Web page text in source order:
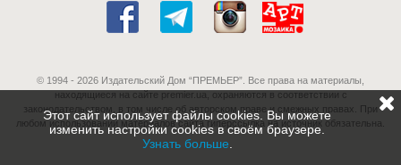
© 1994 - 2026 Издательский Дом “ПРЕМЬЕР”. Все права на материалы,
находящиеся на сайте premier.ua, охраняются в соответствии с
законодательством, в том числе об авторском праве и смежных правах. При
любом использовании материалов сайта гиперссылка на источник обязательна.
Этот сайт использует файлы cookies. Вы можете
изменить настройки cookies в своём браузере.
Узнать больше